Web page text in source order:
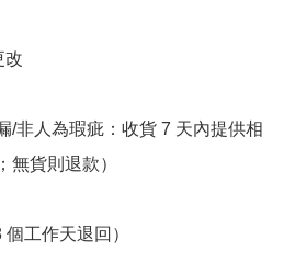
改
/非人為瑕疵：收貨 7 天內提供相
無貨則退款）
工作天退回）